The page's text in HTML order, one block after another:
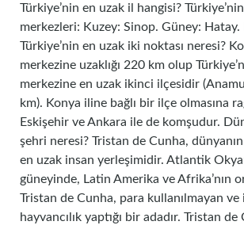
Türkiye’nin en uzak il hangisi?
merkezleri: Kuzey: Sinop. Güney: Hatay.
Türkiye’nin en uzak iki noktası neresi?
merkezine uzaklığı 220 km olup
merkezine en uzak ikinci ilçesidir
km). Konya iline bağlı bir ilçe olmasına
Eskişehir ve Ankara ile de komşudur.
şehri neresi? Tristan de Cunha,
en uzak insan yerleşimidir. Atlantik
güneyinde, Latin Amerika ve Afrika’nın
Tristan de Cunha, para kullanılmayan ve
hayvancılık yaptığı bir adadır. Tristan